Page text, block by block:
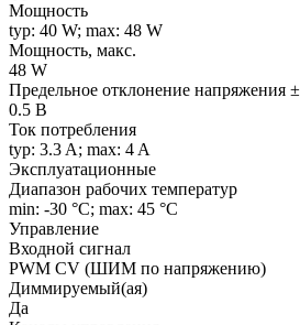
Мощность
typ: 40 W; max: 48 W
Мощность, макс.
48 W
Предельное отклонение напряжения ±
0.5 В
Ток потребления
typ: 3.3 A; max: 4 A
Эксплуатационные
Диапазон рабочих температур
min: -30 °C; max: 45 °C
Управление
Входной сигнал
PWM СV (ШИМ по напряжению)
Диммируемый(ая)
Да